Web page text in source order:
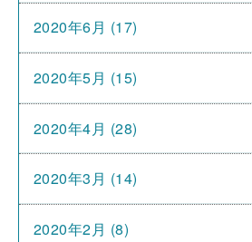
2020年6月 (17)
2020年5月 (15)
2020年4月 (28)
2020年3月 (14)
2020年2月 (8)